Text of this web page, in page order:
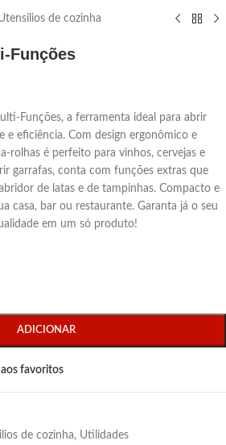
de cozinha
Funções
Funções, a ferramenta ideal para abrir
e eficiência. Com design ergonômico e
rolhas é perfeito para vinhos, cervejas e
garrafas, conta com funções extras que
de latas e de tampinhas. Compacto e
casa, bar ou restaurante. Garanta já o seu
em um só produto!
ADICIONAR
favoritos
de cozinha, Utilidades